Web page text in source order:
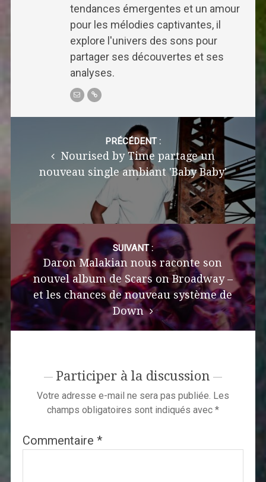
tendances émergentes et un amour
pour les mélodies captivantes, il
explore l'univers des sons pour
partager ses découvertes et ses
analyses.
PRÉCÉDENT :
Nourised by Time partage un
nouveau single ambiant 'Baby Baby'
SUIVANT :
Daron Malakian nous raconte son
nouvel album de Scars on Broadway –
et les chances de nouveau système de
Down
Participer à la discussion
Votre adresse e-mail ne sera pas publiée. Les
champs obligatoires sont indiqués avec *
Commentaire *